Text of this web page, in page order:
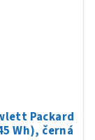
Packard
Wh), černá